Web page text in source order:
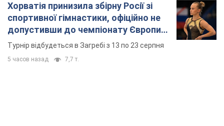
Хорватія принизила збірну Росії зі
спортивної гімнастики, офіційно не
допустивши до чемпіонату Європи
основних спортсменів
Турнір відбудеться в Загребі з 13 по 23 серпня
5 часов назад 7,7 т.